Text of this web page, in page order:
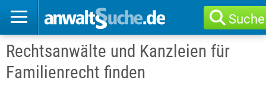
Suche
Rechtsanwälte und Kanzleien für
Familienrecht finden